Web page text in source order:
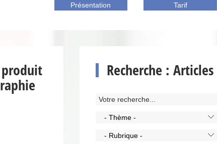
Présentation Tarif
Recherche : Articles
- Thème -
- Rubrique -